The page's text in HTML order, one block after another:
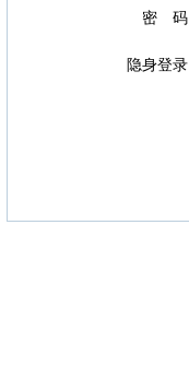
密 码
隐身登录